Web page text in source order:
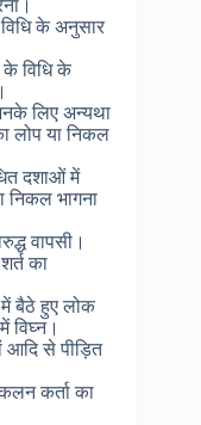
विधि के अनुसार
के विधि के
लिए अन्यथा
लोप या निकल
दशाओं में
निकल भागना
वापसी।
का
में बैठे हुए लोक
विघ्न।
आदि से पीड़ित
कर्ता का